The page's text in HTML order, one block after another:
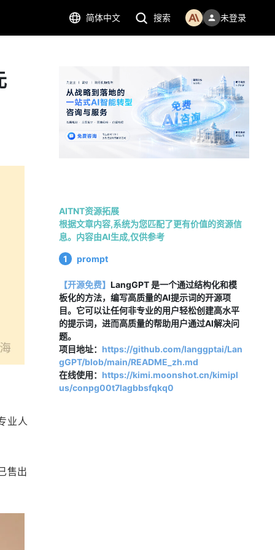
简体中文 搜索 未登录
业人
售出
AITNT资源拓展
根据文章内容,系统为您匹配了更有价值的资源信
息。内容由AI生成,仅供参考
1 prompt
【开源免费】 LangGPT 是一个通过结构化和模
板化的方法，编写高质量的AI提示词的开源项
目。它可以让任何非专业的用户轻松创建高水平
的提示词，进而高质量的帮助用户通过AI解决问
题。
项目地址： https://github.com/langgptai/Lan
gGPT/blob/main/README_zh.md
在线使用： https://kimi.moonshot.cn/kimipl
us/conpg00t7lagbbsfqkq0